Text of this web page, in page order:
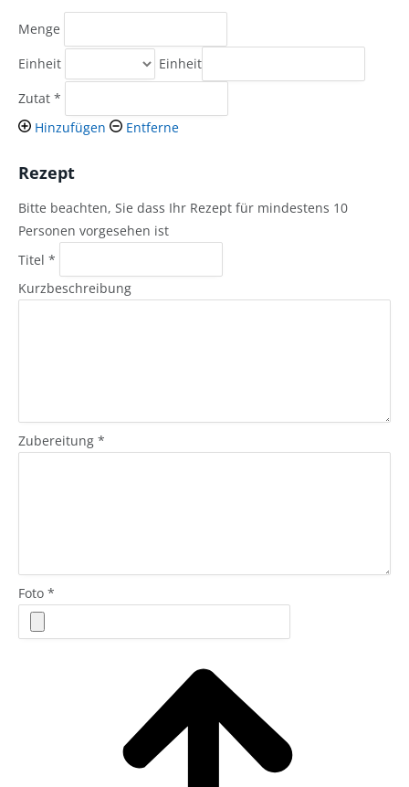
Menge
Einheit
Einheit
Zutat *
Hinzufügen
Entferne
Rezept
Bitte beachten, Sie dass Ihr Rezept für mindestens 10
Personen vorgesehen ist
Titel *
Kurzbeschreibung
Zubereitung *
Foto *